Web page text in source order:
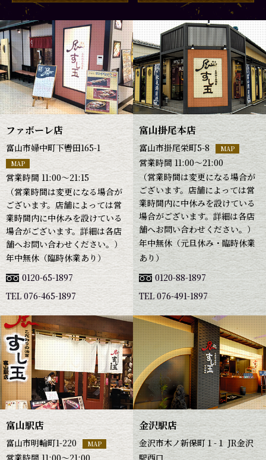
ファボーレ店
富山市婦中町下轡田165-1
MAP
営業時間 11:00～21:15
（営業時間は変更になる場合が
ございます。店舗によっては営
業時間内に中休みを設けている
場合がございます。詳細は各店
舗へお問い合わせください。）
年中無休（臨時休業あり）
0120-65-1897
TEL 076-465-1897
富山掛尾本店
富山市掛尾栄町5-8 MAP
営業時間 11:00～21:00
（営業時間は変更になる場合が
ございます。店舗によっては営
業時間内に中休みを設けている
場合がございます。詳細は各店
舗へお問い合わせください。）
年中無休（元旦休み・臨時休業
あり）
0120-88-1897
TEL 076-491-1897
富山駅店
富山市明輪町1-220 MAP
営業時間 11:00～21:00
金沢駅店
金沢市木ノ新保町１-１ JR金沢
駅西口